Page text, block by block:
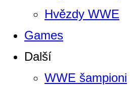
Hvězdy WWE
Games
Další
WWE šampioni